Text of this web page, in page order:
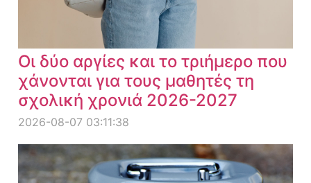
Οι δύο αργίες και το τριήμερο που
χάνονται για τους μαθητές τη
σχολική χρονιά 2026-2027
2026-08-07 03:11:38